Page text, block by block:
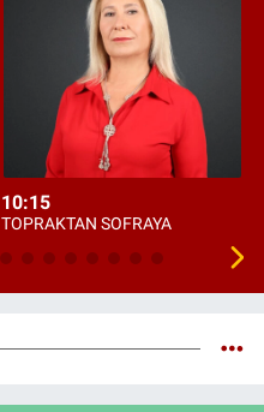
10:15
TOPRAKTAN SOFRAYA